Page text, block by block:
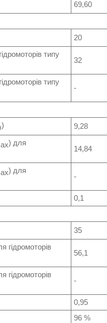
69,60
20
типу
32
типу
-
)
9,28
) для
14,84
) для
-
0,1
35
гідромоторів
56,1
гідромоторів
-
0,95
96 %